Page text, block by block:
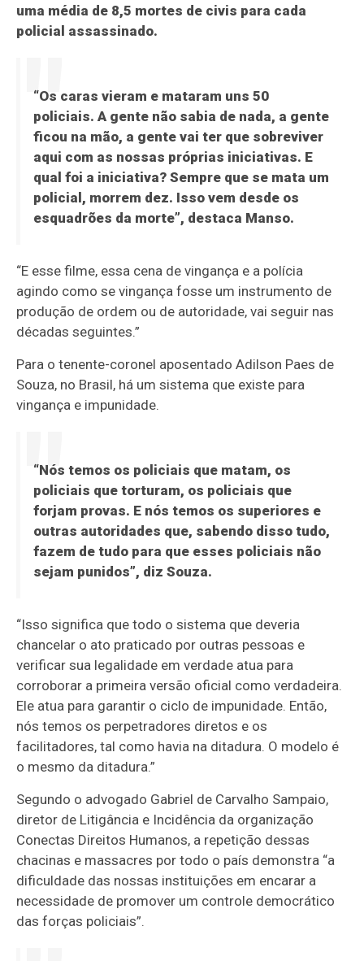
uma média de 8,5 mortes de civis para cada
policial assassinado.
“Os caras vieram e mataram uns 50
policiais. A gente não sabia de nada, a gente
ficou na mão, a gente vai ter que sobreviver
aqui com as nossas próprias iniciativas. E
qual foi a iniciativa? Sempre que se mata um
policial, morrem dez. Isso vem desde os
esquadrões da morte”, destaca Manso.
“E esse filme, essa cena de vingança e a polícia
agindo como se vingança fosse um instrumento de
produção de ordem ou de autoridade, vai seguir nas
décadas seguintes.”
Para o tenente-coronel aposentado Adilson Paes de
Souza, no Brasil, há um sistema que existe para
vingança e impunidade.
“Nós temos os policiais que matam, os
policiais que torturam, os policiais que
forjam provas. E nós temos os superiores e
outras autoridades que, sabendo disso tudo,
fazem de tudo para que esses policiais não
sejam punidos”, diz Souza.
“Isso significa que todo o sistema que deveria
chancelar o ato praticado por outras pessoas e
verificar sua legalidade em verdade atua para
corroborar a primeira versão oficial como verdadeira.
Ele atua para garantir o ciclo de impunidade. Então,
nós temos os perpetradores diretos e os
facilitadores, tal como havia na ditadura. O modelo é
o mesmo da ditadura.”
Segundo o advogado Gabriel de Carvalho Sampaio,
diretor de Litigância e Incidência da organização
Conectas Direitos Humanos, a repetição dessas
chacinas e massacres por todo o país demonstra “a
dificuldade das nossas instituições em encarar a
necessidade de promover um controle democrático
das forças policiais”.